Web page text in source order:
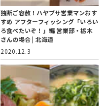
独断ご容赦！ハヤブサ営業マンおす
すめ アフターフィッシング「いろい
ろ食べたいぞ！」編 営業部・栃木
さんの場合 | 北海道
2020.12.3